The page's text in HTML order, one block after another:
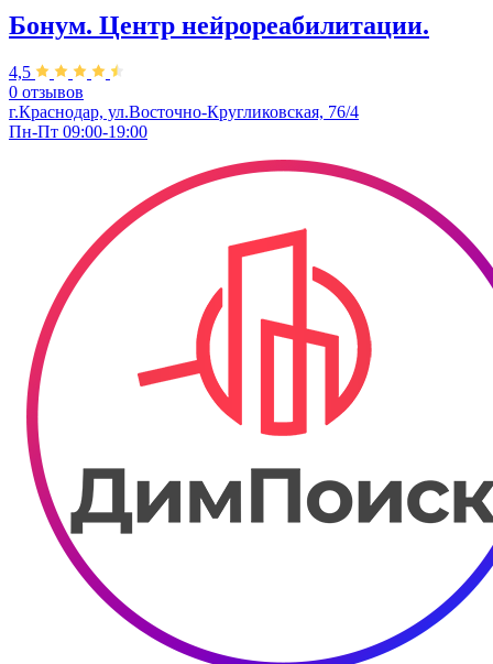
Бонум. Центр нейрореабилитации.
4,5
0 отзывов
г.Краснодар, ул.Восточно-Кругликовская, 76/4
Пн-Пт 09:00-19:00